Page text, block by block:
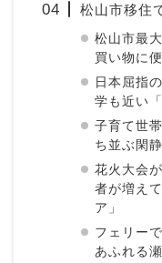
松山市移住
松山市最
買い物に
日本屈指
学も近い
子育て世
ち並ぶ閑
花火大会
者が増え
ア」
フェリー
あふれる